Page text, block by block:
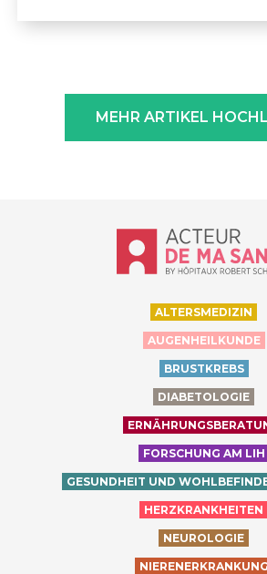
MEHR ARTIKEL
Accueil - Acteur
ALTERSMEDIZIN
AUGENHEILKUNDE
BRUSTKREBS
DIABETOLOGIE
FORSCHUNG AM LIH
GESUNDHEIT UND
HERZKRANKHEITEN
NEUROLOGIE
NIERENERKRANKUNG